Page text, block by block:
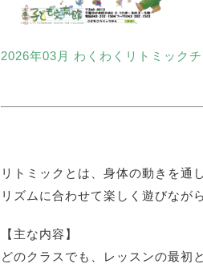
2026年03月 わくわくリトミック
リトミックとは、身体の動きを通
リズムに合わせて楽しく遊びなが
【主な内容】
どのクラスでも、レッスンの最初